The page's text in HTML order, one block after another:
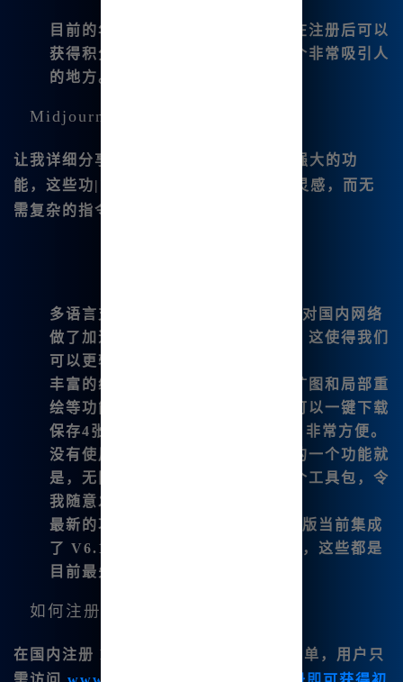
目前的年费信息还未具体明确，但在注册后可以
获得积分并进行免费绘图，这是一个非常吸引人
的地方。
Midjourney中文绘画的强大功能
让我详细分享一下
强大的功
能，这些功|能让用户可以轻松发挥创作灵感，而无
需复杂的指令：
多语言支持
：Midjourney中文版针对国内网络
做了加速优化，
，这使得我们
可以更轻松地表达想法。
丰富的编辑工具
：如微调、变幻、扩图和局部重
绘等功能，让作品更加完美。我们可以一键下载
保存4张 Midjourney 四宫格图片，非常方便。
没有使用次数限制
：我非常喜欢它的一个功能就
是，无限制永久使用插件，配合整个工具包，令
我随意发挥创意。
最新的功能支持
：Midjourney中文版当前集成
了 V6.1、niji6 及 SDXL 绘图工具，这些都是
目前最先进的绘图模式。
如何注册与体验
在国内注册 Midjourney体验版
非常简单，用户只